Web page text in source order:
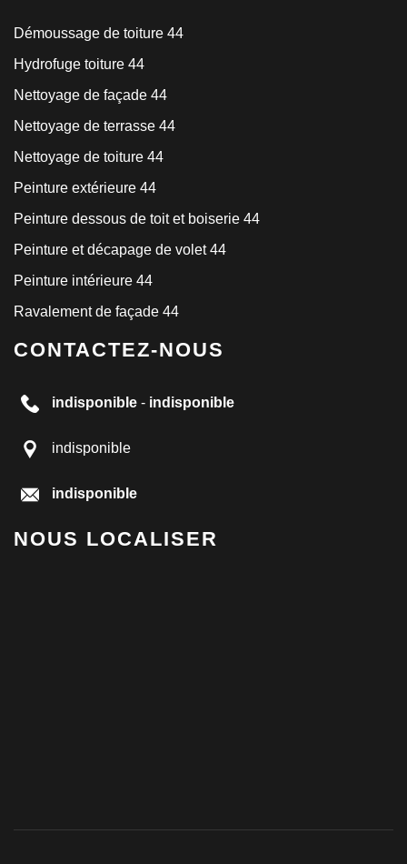
Démoussage de toiture 44
Hydrofuge toiture 44
Nettoyage de façade 44
Nettoyage de terrasse 44
Nettoyage de toiture 44
Peinture extérieure 44
Peinture dessous de toit et boiserie 44
Peinture et décapage de volet 44
Peinture intérieure 44
Ravalement de façade 44
CONTACTEZ-NOUS
indisponible - indisponible
indisponible
indisponible
NOUS LOCALISER